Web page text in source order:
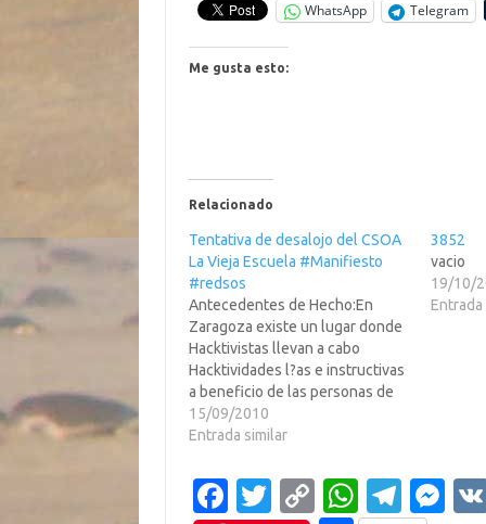
WhatsApp Telegram
Me gusta esto:
Relacionado
Tentativa de desalojo del CSOA
La Vieja Escuela #Manifiesto
#redsos
Antecedentes de Hecho:En
Zaragoza existe un lugar donde
Hacktivistas llevan a cabo
Hacktividades l?as e instructivas
a beneficio de las personas de
cualquier edad que quieran
emplear su tiempo en aprender
es el antiguo Colegio
Lestonnac.Im?nes en leer
15/09/2010
Entrada similar
3852
vacio
19/10/
Entrada
Fa T
C
W
T
M